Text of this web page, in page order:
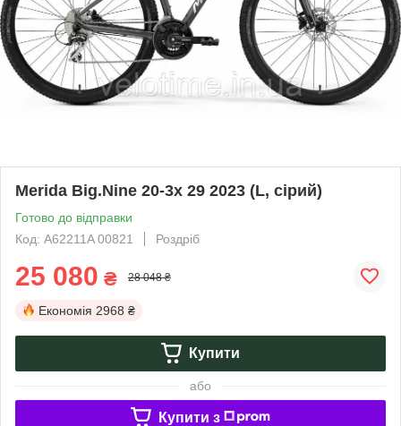
Merida Big.Nine 20-3x 29 2023 (L, сірий)
Готово до відправки
Код: A62211A 00821
Роздріб
25 080 ₴ 28 048 ₴
Економія 2968 ₴
Купити
або
Купити з